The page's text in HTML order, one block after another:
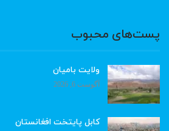
پست‌های محبوب
ولایت بامیان
آگوست 6, 2026
کابل پایتخت افغانستان